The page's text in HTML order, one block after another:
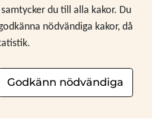
du till alla kakor. Du
nödvändiga kakor, då
Godkänn nödvändiga